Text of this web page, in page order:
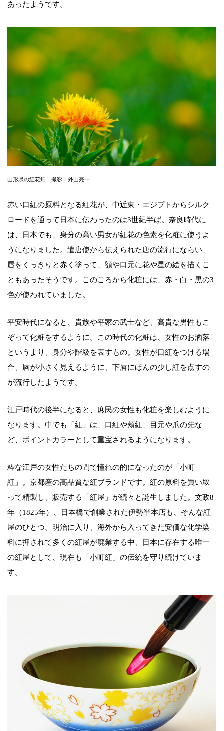
あったようです。
山形県の紅花畑 撮影：外山亮一
赤い口紅の原料となる紅花が、中近東・エジプトからシルク
ロードを通って日本に伝わったのは3世紀半ば。奈良時代に
は、日本でも、身分の高い男女が紅花の色素を化粧に使うよ
うになりました。遣唐使から伝えられた唐の流行にならい、
唇をくっきりと赤く塗って、額や口元に花や星の絵を描くこ
ともあったそうです。このころから化粧には、赤・白・黒の3
色が使われていました。
平安時代になると、貴族や平家の武士など、高貴な男性もこ
ぞって化粧をするように。この時代の化粧は、女性のお洒落
というより、身分や階級を表すもの。女性が口紅をつける場
合、唇が小さく見えるように、下唇にほんの少し紅を点すの
が流行したようです。
江戸時代の後半になると、庶民の女性も化粧を楽しむように
なります。中でも「紅」は、口紅や頬紅、目元や爪の先な
ど、ポイントカラーとして重宝されるようになります。
粋な江戸の女性たちの間で憧れの的になったのが「小町
紅」。京都産の高品質な紅ブランドです。紅の原料を買い取
って精製し、販売する「紅屋」が続々と誕生しました。文政8
年（1825年）、日本橋で創業された伊勢半本店も、そんな紅
屋のひとつ。明治に入り、海外から入ってきた安価な化学染
料に押されて多くの紅屋が廃業する中、日本に存在する唯一
の紅屋として、現在も「小町紅」の伝統を守り続けていま
す。